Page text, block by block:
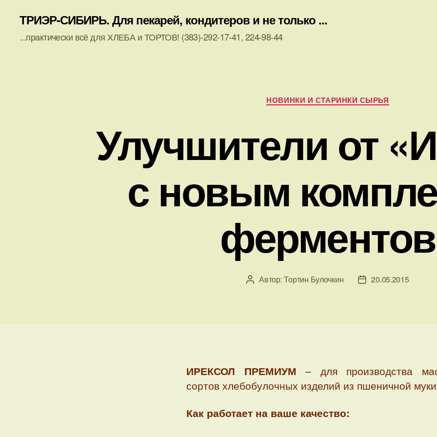
ТРИЭР-СИБИРЬ. Для пекарей, кондитеров и не только ...
...практически всё для ХЛЕБА и ТОРТОВ! (383)-292-17-41, 224-98-44
Рубрики
НОВИНКИ И СТАРИНКИ СЫРЬЯ
Улучшители от
с новым
ферментов
Автор
Автор:Тортин Булочкин
Дата20.05.2015
ИРЕКСОЛ ПРЕМИУМ – для производства
сортов хлебобулочных изделий из пшеничной
Как работает на ваше качество: